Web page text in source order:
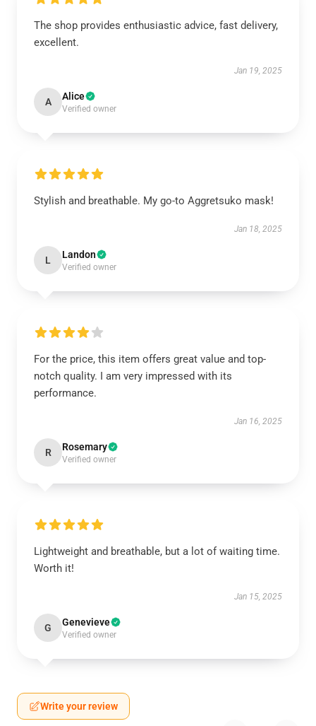
The shop provides enthusiastic advice, fast delivery,
excellent.
Jan 19, 2025
A Alice
Verified owner
Stylish and breathable. My go-to Aggretsuko mask!
Jan 18, 2025
L Landon
Verified owner
For the price, this item offers great value and top-
notch quality. I am very impressed with its
performance.
Jan 16, 2025
R Rosemary
Verified owner
Lightweight and breathable, but a lot of waiting time.
Worth it!
Jan 15, 2025
G Genevieve
Verified owner
Write your review